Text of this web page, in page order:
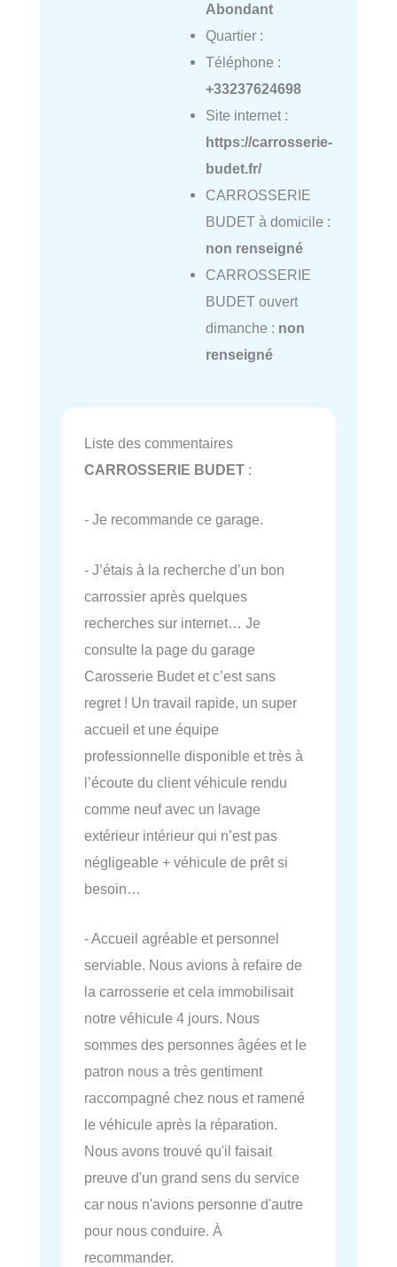
Abondant
Quartier :
Téléphone :
+33237624698
Site internet :
https://carrosserie-
budet.fr/
CARROSSERIE
BUDET à domicile :
non renseigné
CARROSSERIE
BUDET ouvert
dimanche : non
renseigné
Liste des commentaires
CARROSSERIE BUDET :
- Je recommande ce garage.
- J’étais à la recherche d’un bon
carrossier après quelques
recherches sur internet… Je
consulte la page du garage
Carosserie Budet et c’est sans
regret ! Un travail rapide, un super
accueil et une équipe
professionnelle disponible et très à
l’écoute du client véhicule rendu
comme neuf avec un lavage
extérieur intérieur qui n’est pas
négligeable + véhicule de prêt si
besoin…
- Accueil agréable et personnel
serviable. Nous avions à refaire de
la carrosserie et cela immobilisait
notre véhicule 4 jours. Nous
sommes des personnes âgées et le
patron nous a très gentiment
raccompagné chez nous et ramené
le véhicule après la réparation.
Nous avons trouvé qu'il faisait
preuve d'un grand sens du service
car nous n'avions personne d'autre
pour nous conduire. À
recommander.